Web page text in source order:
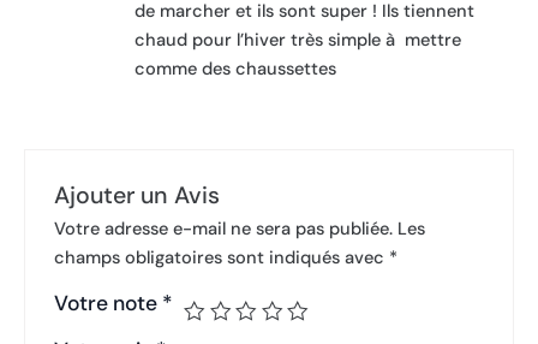
de marcher et ils sont super ! Ils tiennent
chaud pour l’hiver très simple à mettre
comme des chaussettes 
Ajouter un Avis
Votre adresse e-mail ne sera pas publiée. Les
champs obligatoires sont indiqués avec *
Votre note *